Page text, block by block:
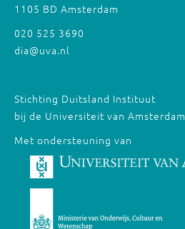
1105 BD Amsterdam
020 525 3690
dia@uva.nl
Stichting Duitsland Instituut
bij de Universiteit van Amsterdam
Met ondersteuning van